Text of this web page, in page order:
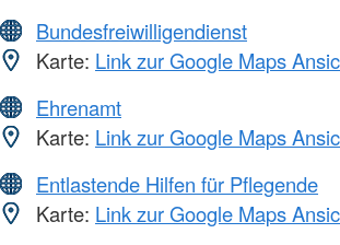
Bundesfreiwilligendienst
Karte: Link zur Google Maps
Ehrenamt
Karte: Link zur Google Maps
Entlastende Hilfen für Pflegende
Karte: Link zur Google Maps